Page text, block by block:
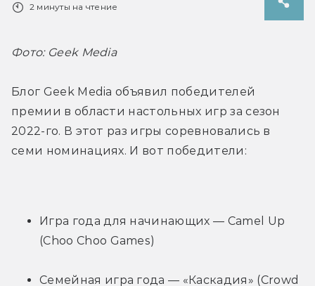
2 минуты на чтение
Фото: Geek Media
Блог Geek Media объявил победителей
премии в области настольных игр за сезон
2022-го. В этот раз игры соревновались в
семи номинациях. И вот победители:
Игра года для начинающих — Camel Up
(Choo Choo Games)
Семейная игра года — «Каскадия» (Crowd